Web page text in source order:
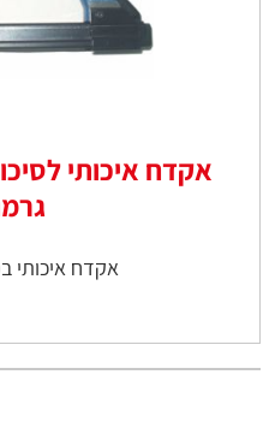
אקדח איכותי